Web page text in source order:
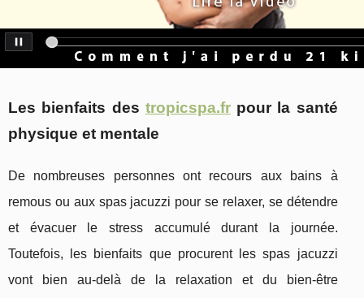
Les bienfaits des tropicspa.frpour la santé
physique et mentale
De nombreuses personnes ont recours aux bains à
remous ou aux spas jacuzzi pour se relaxer, se détendre
et évacuer le stress accumulé durant la journée.
Toutefois, les bienfaits que procurent les spas jacuzzi
vont bien au-delà de la relaxation et du bien-être